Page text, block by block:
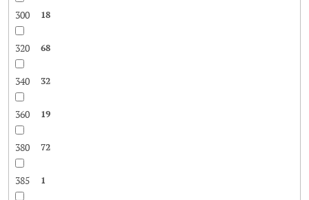
300 18
320 68
340 32
360 19
380 72
385 1